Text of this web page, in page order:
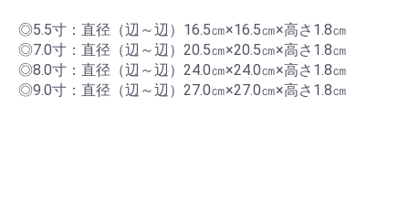
◎5.5寸：直径（辺～辺）16.5㎝×16.5㎝×高さ1.8㎝
◎7.0寸：直径（辺～辺）20.5㎝×20.5㎝×高さ1.8㎝
◎8.0寸：直径（辺～辺）24.0㎝×24.0㎝×高さ1.8㎝
◎9.0寸：直径（辺～辺）27.0㎝×27.0㎝×高さ1.8㎝